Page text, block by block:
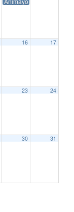
16 17
de Cine
de Cine
23 24
30 31